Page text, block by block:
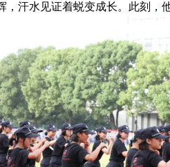
汗水见证着蜕变成长。此刻，